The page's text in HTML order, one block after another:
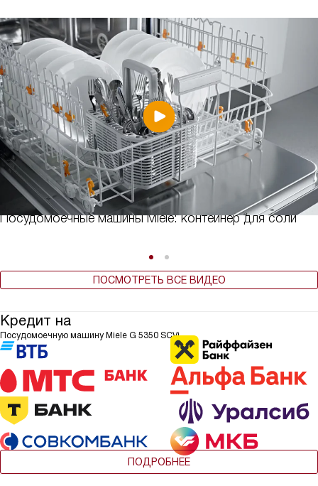
Посудомоечные машины Miele: контейнер для соли
ПОСМОТРЕТЬ ВСЕ ВИДЕО
Кредит на
Посудомоечную машину Miele G 5350 SCVi
ПОДРОБНЕЕ